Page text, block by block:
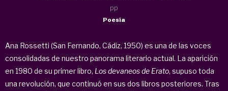
pp
Poesía
Ana Rossetti (San Fernando, Cádiz, 1950) es una de las voces
consolidadas de nuestro panorama literario actual. La aparición
en 1980 de su primer libro, Los devaneos de Erato, supuso toda
una revolución, que continuó en sus dos libros posteriores. Tras